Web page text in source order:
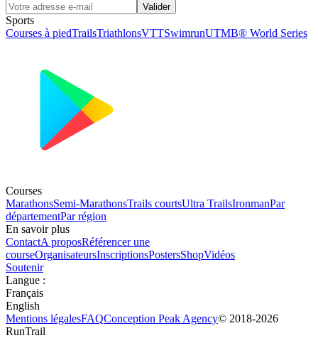
Valider
Sports
Courses à piedTrailsTriathlonsVTTSwimrunUTMB® World Series
Courses
MarathonsSemi-MarathonsTrails courtsUltra TrailsIronmanPar
départementPar région
En savoir plus
ContactA proposRéférencer une
courseOrganisateursInscriptionsPostersShopVidéos
Soutenir
Langue :
Français
English
Mentions légalesFAQConception Peak Agency© 2018-2026
RunTrail